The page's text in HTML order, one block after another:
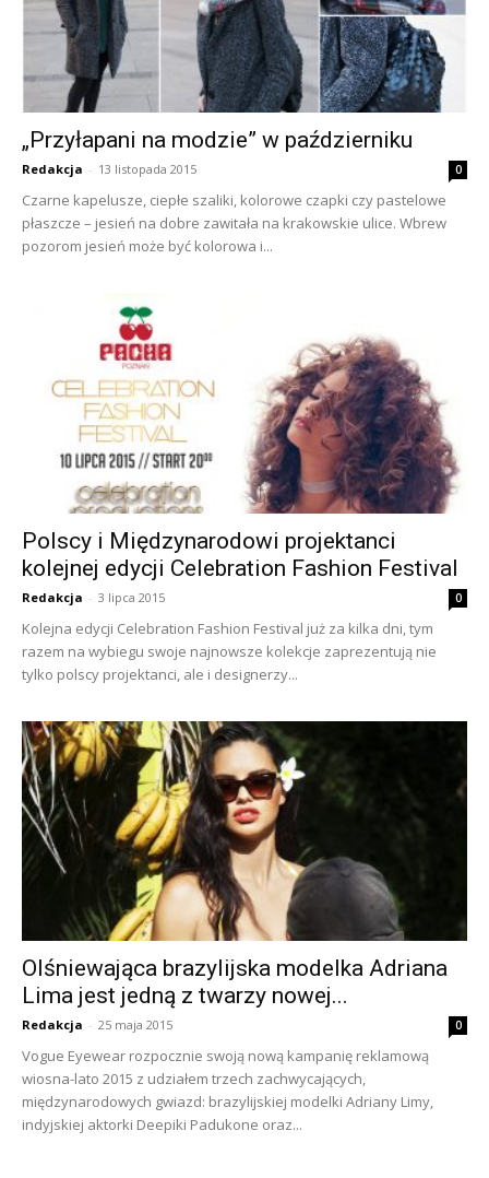
„Przyłapani na modzie” w październiku
Redakcja - 13 listopada 2015 0
Czarne kapelusze, ciepłe szaliki, kolorowe czapki czy pastelowe
płaszcze – jesień na dobre zawitała na krakowskie ulice. Wbrew
pozorom jesień może być kolorowa i...
Polscy i Międzynarodowi projektanci
kolejnej edycji Celebration Fashion Festival
Redakcja - 3 lipca 2015 0
Kolejna edycji Celebration Fashion Festival już za kilka dni, tym
razem na wybiegu swoje najnowsze kolekcje zaprezentują nie
tylko polscy projektanci, ale i designerzy...
Olśniewająca brazylijska modelka Adriana
Lima jest jedną z twarzy nowej...
Redakcja - 25 maja 2015 0
Vogue Eyewear rozpocznie swoją nową kampanię reklamową
wiosna-lato 2015 z udziałem trzech zachwycających,
międzynarodowych gwiazd: brazylijskiej modelki Adriany Limy,
indyjskiej aktorki Deepiki Padukone oraz...